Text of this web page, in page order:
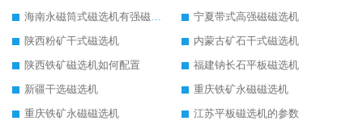
海南永磁筒式磁选机有强磁的吗
宁夏带式高强磁磁选机
陕西粉矿干式磁选机
内蒙古矿石干式磁选机
陕西铁矿磁选机如何配置
福建钠长石平板磁选机
新疆干选磁选机
重庆铁矿永磁磁选机
重庆铁矿永磁磁选机
江苏平板磁选机的参数